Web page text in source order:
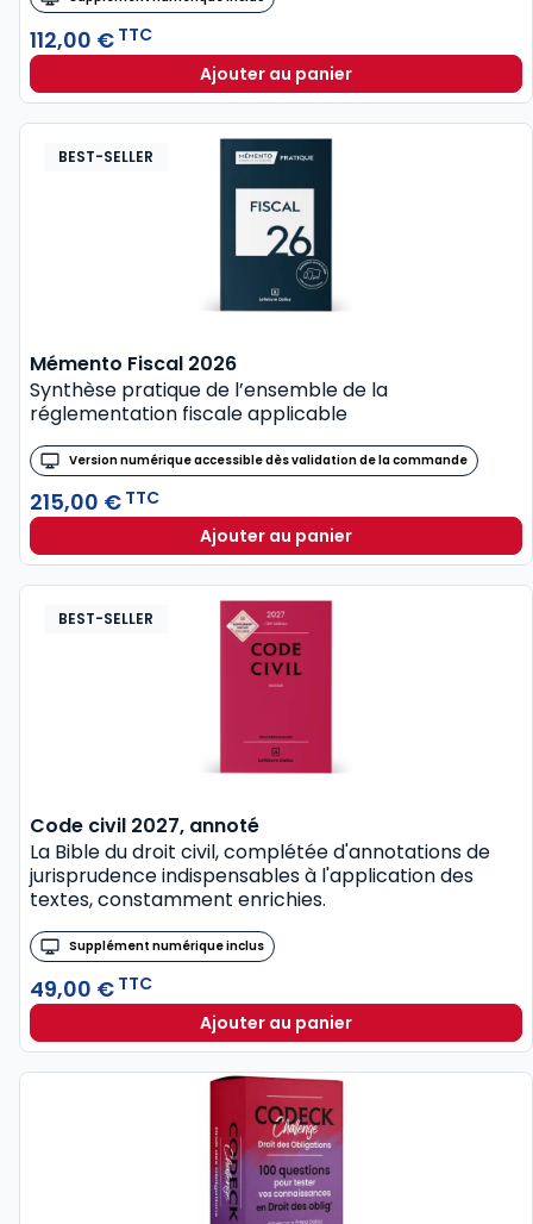
112,00 € TTC
Ajouter au panier
BEST-SELLER
Mémento Fiscal 2026
Synthèse pratique de l’ensemble de la
réglementation fiscale applicable
Version numérique accessible dès validation de la commande
215,00 € TTC
Ajouter au panier
BEST-SELLER
Code civil 2027, annoté
La Bible du droit civil, complétée d'annotations de
jurisprudence indispensables à l'application des
textes, constamment enrichies.
Supplément numérique inclus
49,00 € TTC
Ajouter au panier
Code civil 2027, annoté à TTC